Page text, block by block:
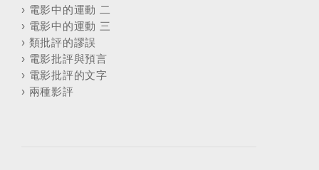
› 電影中的運動 二
› 電影中的運動 三
› 類批評的謬誤
› 電影批評與預言
› 電影批評的文字
› 兩種影評